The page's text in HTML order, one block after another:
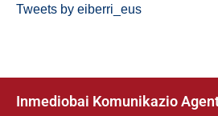
Tweets by eiberri_eus
Inmediobai Komunikazio